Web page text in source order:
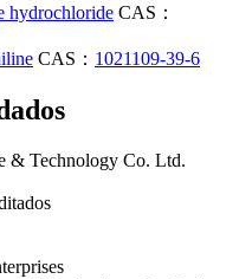
hydrochloride CAS：
CAS： 1021109-39-6
& Technology Co. Ltd.